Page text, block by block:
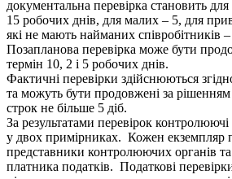
документальна перевірка становить
15 робочих днів, для малих – 5, для
які не мають найманих співробітників
Позапланова перевірка може бути
термін 10, 2 і 5 робочих днів.
Фактичні перевірки здійснюються
та можуть бути продовжені за
строк не більше 5 діб.
За результатами перевірок
у двох примірниках. Кожен екземпляр
представники контролюючих органів
платника податків. Податкові